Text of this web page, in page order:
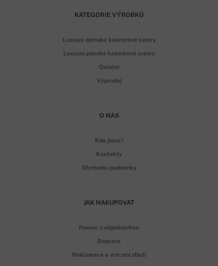
KATEGORIE VÝROBKŮ
Luxusní dámské kašmírové svetry
Luxusní pánské kašmírové svetry
Ostatní
Výprodej
O NÁS
Kdo jsme?
Kontakty
Obchodní podmínky
JAK NAKUPOVAT
Pomoc s objednávkou
Doprava
Reklamace a vrácení zboží